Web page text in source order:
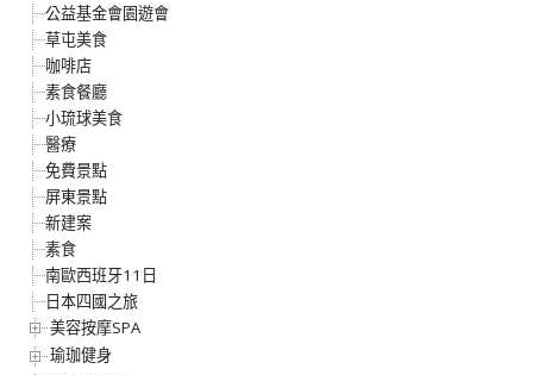
公益基金會園遊會
草屯美食
咖啡店
素食餐廳
小琉球美食
醫療
免費景點
屏東景點
新建案
素食
南歐西班牙11日
日本四國之旅
美容按摩SPA
瑜珈健身